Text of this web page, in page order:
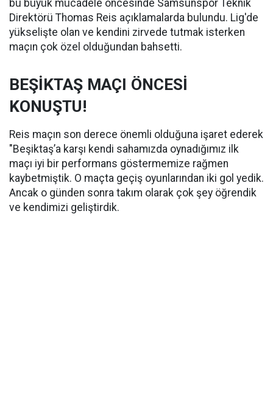
bu büyük mücadele öncesinde Samsunspor Teknik
Direktörü Thomas Reis açıklamalarda bulundu. Lig'de
yükselişte olan ve kendini zirvede tutmak isterken
maçın çok özel olduğundan bahsetti.
BEŞİKTAŞ MAÇI ÖNCESİ
KONUŞTU!
Reis maçın son derece önemli olduğuna işaret ederek
"Beşiktaş’a karşı kendi sahamızda oynadığımız ilk
maçı iyi bir performans göstermemize rağmen
kaybetmiştik. O maçta geçiş oyunlarından iki gol yedik.
Ancak o günden sonra takım olarak çok şey öğrendik
ve kendimizi geliştirdik.